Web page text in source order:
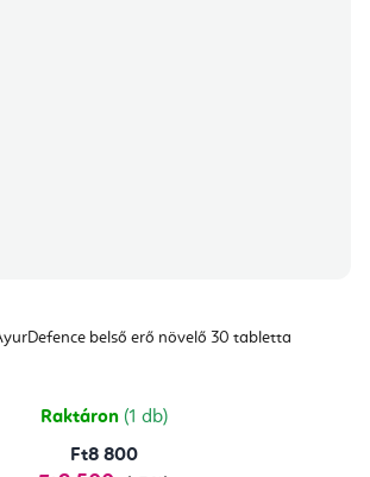
belső erő növelő 30 tabletta
Raktáron (1 db)
Ft8 800